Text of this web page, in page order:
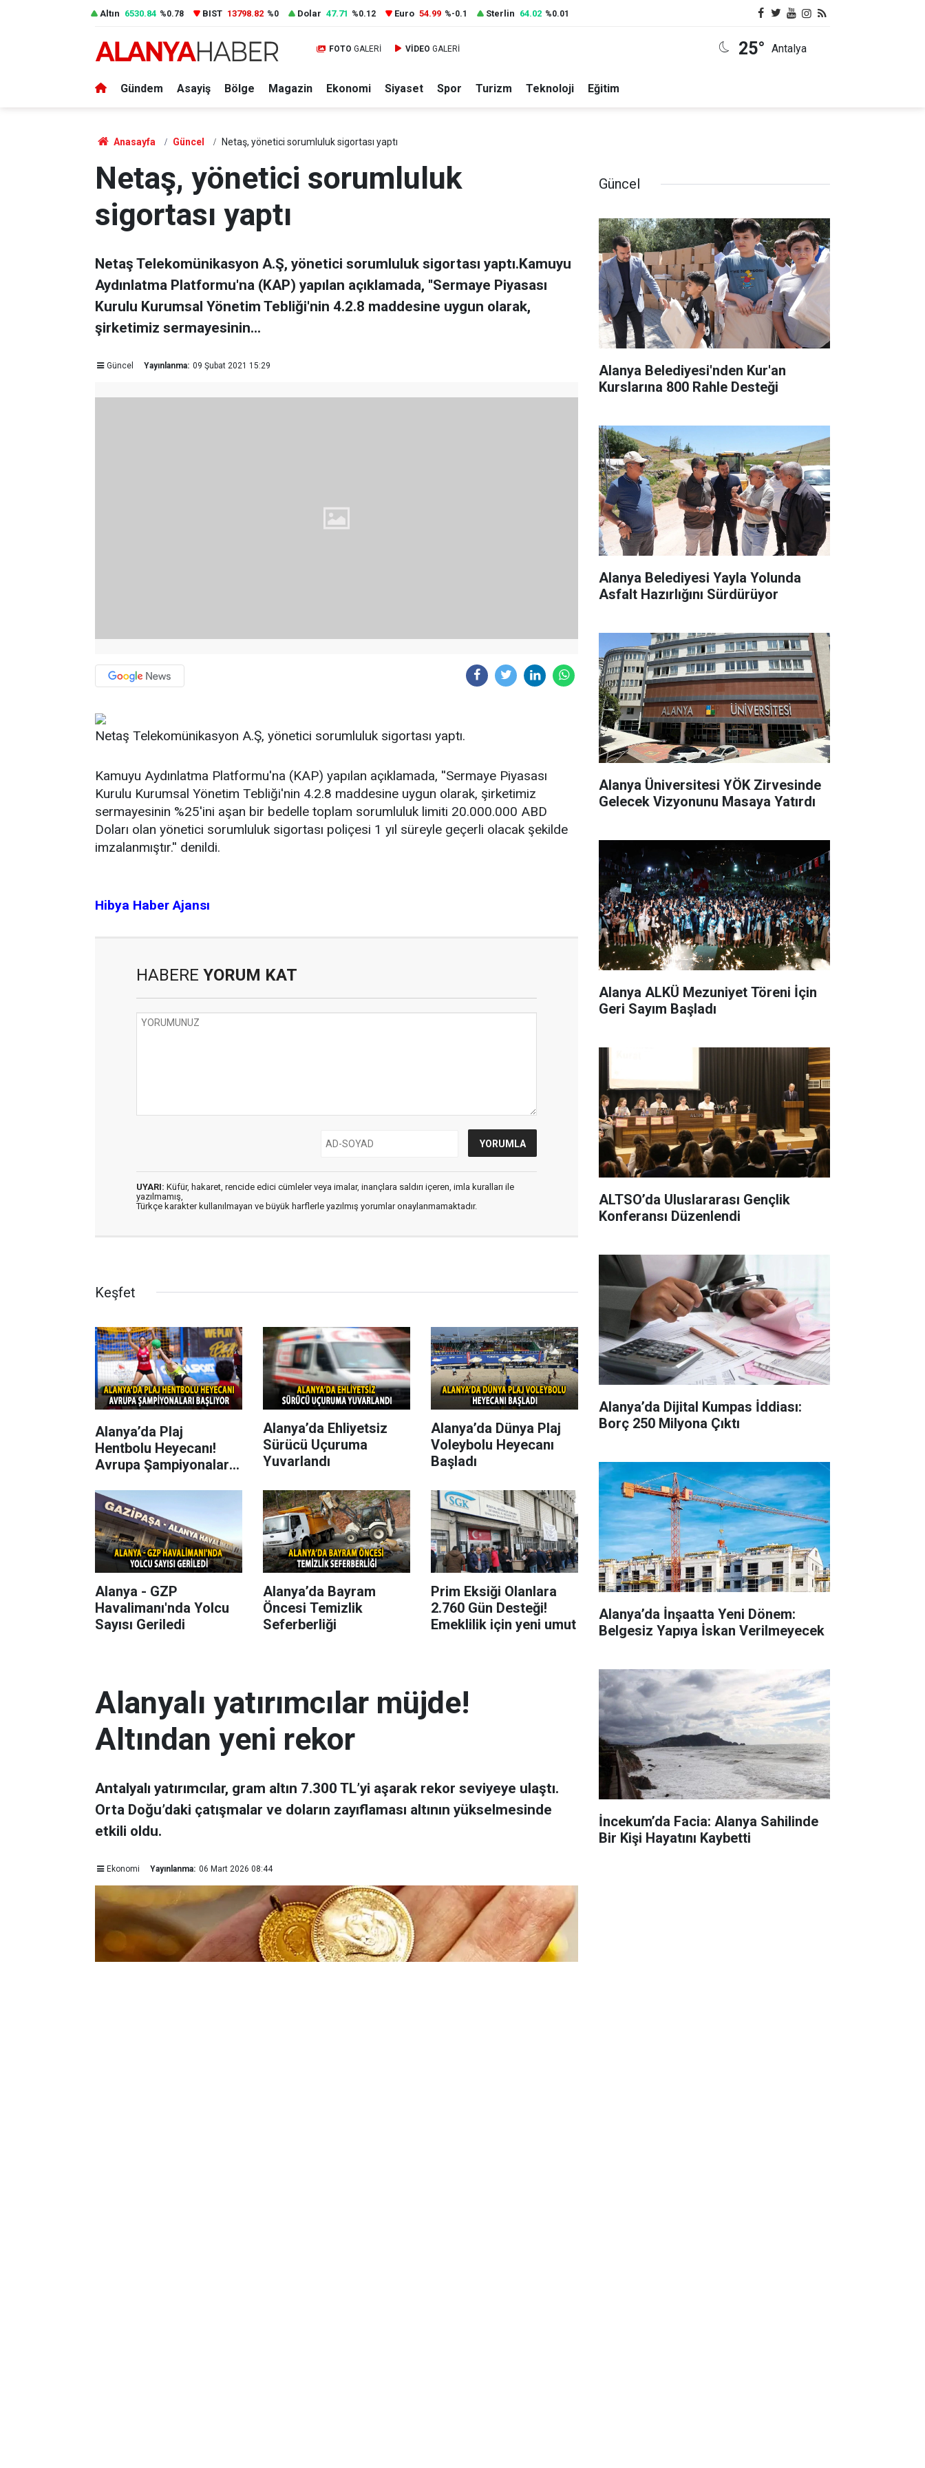
Altın 6530.84 %0.78 BIST 13798.82 %0 Dolar 47.71 %0.12 Euro 54.99 %-0.1 Sterlin 64.02 %0.01
FOTO GALERİ VİDEO GALERİ 25° Antalya
Gündem Asayiş Bölge Magazin Ekonomi Siyaset Spor Turizm Teknoloji Eğitim
Anasayfa Güncel Netaş, yönetici sorumluluk sigortası yaptı
Netaş, yönetici sorumluluk
sigortası yaptı
Netaş Telekomünikasyon A.Ş, yönetici sorumluluk sigortası yaptı.Kamuyu
Aydınlatma Platformu'na (KAP) yapılan açıklamada, ''Sermaye Piyasası
Kurulu Kurumsal Yönetim Tebliği'nin 4.2.8 maddesine uygun olarak,
şirketimiz sermayesinin...
Güncel Yayınlanma: 09 Şubat 2021 15:29
Netaş Telekomünikasyon A.Ş, yönetici sorumluluk sigortası yaptı.
Kamuyu Aydınlatma Platformu'na (KAP) yapılan açıklamada, ''Sermaye Piyasası
Kurulu Kurumsal Yönetim Tebliği'nin 4.2.8 maddesine uygun olarak, şirketimiz
sermayesinin %25'ini aşan bir bedelle toplam sorumluluk limiti 20.000.000 ABD
Doları olan yönetici sorumluluk sigortası poliçesi 1 yıl süreyle geçerli olacak şekilde
imzalanmıştır.'' denildi.
Hibya Haber Ajansı
HABERE YORUM KAT
UYARI: Küfür, hakaret, rencide edici cümleler veya imalar, inançlara saldırı içeren, imla kuralları ile
yazılmamış,
Türkçe karakter kullanılmayan ve büyük harflerle yazılmış yorumlar onaylanmamaktadır.
Keşfet
Alanya’da Plaj
Hentbolu Heyecanı!
Avrupa Şampiyonaları
Alanya’da Ehliyetsiz
Sürücü Uçuruma
Yuvarlandı
Alanya’da Dünya Plaj
Voleybolu Heyecanı
Başladı
Alanya - GZP
Havalimanı'nda Yolcu
Sayısı Geriledi
Alanya’da Bayram
Öncesi Temizlik
Seferberliği
Prim Eksiği Olanlara
2.760 Gün Desteği!
Emeklilik için yeni umut
Alanyalı yatırımcılar müjde!
Altından yeni rekor
Antalyalı yatırımcılar, gram altın 7.300 TL’yi aşarak rekor seviyeye ulaştı.
Orta Doğu’daki çatışmalar ve doların zayıflaması altının yükselmesinde
etkili oldu.
Ekonomi Yayınlanma: 06 Mart 2026 08:44
Güncel
Alanya Belediyesi'nden Kur'an
Kurslarına 800 Rahle Desteği
Alanya Belediyesi Yayla Yolunda
Asfalt Hazırlığını Sürdürüyor
Alanya Üniversitesi YÖK Zirvesinde
Gelecek Vizyonunu Masaya Yatırdı
Alanya ALKÜ Mezuniyet Töreni İçin
Geri Sayım Başladı
ALTSO’da Uluslararası Gençlik
Konferansı Düzenlendi
Alanya’da Dijital Kumpas İddiası:
Borç 250 Milyona Çıktı
Alanya’da İnşaatta Yeni Dönem:
Belgesiz Yapıya İskan Verilmeyecek
İncekum’da Facia: Alanya Sahilinde
Bir Kişi Hayatını Kaybetti